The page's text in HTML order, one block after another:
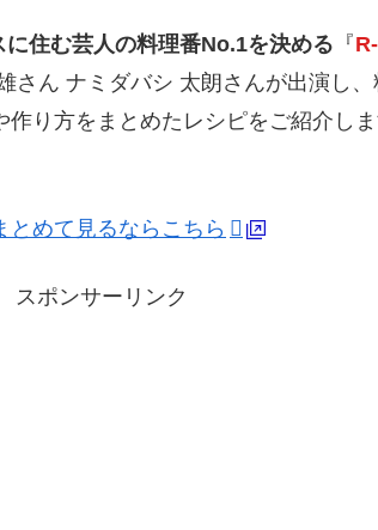
に住む芸人の料理番No.1を決める 『
さん ナミダバシ 太朗さんが出演し、
り方をまとめたレシピをご紹介し
めて見るならこちら
スポンサーリンク